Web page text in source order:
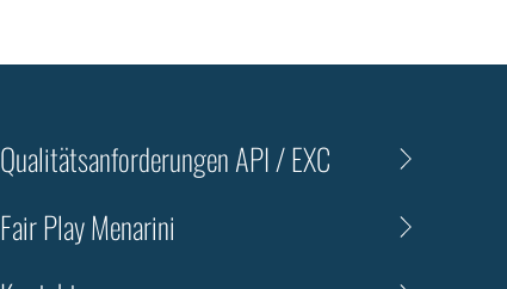
Qualitätsanforderungen API / EXC
Fair Play Menarini